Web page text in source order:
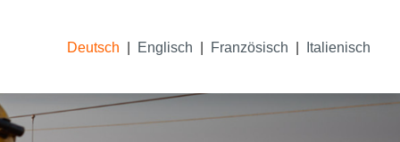
Deutsch Englisch Französisch Italienisch